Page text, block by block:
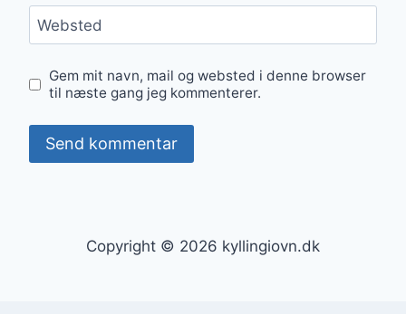
Websted
Gem mit navn, mail og websted i denne browser
til næste gang jeg kommenterer.
Copyright © 2026 kyllingiovn.dk